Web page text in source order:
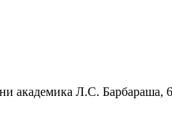
академика Л.С. Барбараша, 6